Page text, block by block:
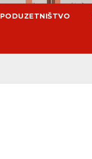
PODUZETNIŠTVO